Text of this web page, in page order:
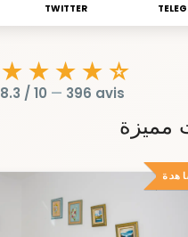
TWITTER
★★★★☆
8.3 / 10 — 396 avis
مميزة